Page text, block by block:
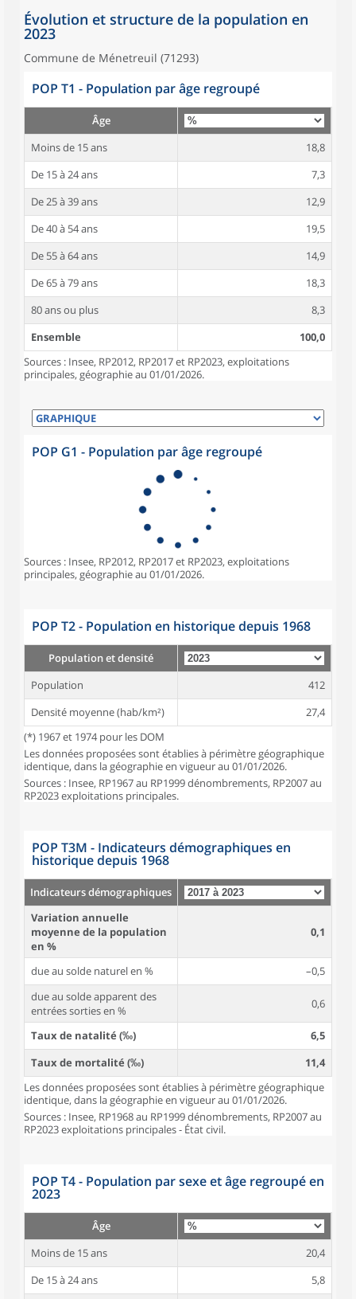
Évolution et structure de la population en
2023
Commune de Ménetreuil (71293)
POP T1 - Population par âge regroupé
Âge
Moins de 15 ans
18,8
De 15 à 24 ans
7,3
De 25 à 39 ans
12,9
De 40 à 54 ans
19,5
De 55 à 64 ans
14,9
De 65 à 79 ans
18,3
80 ans ou plus
8,3
Ensemble
100,0
Sources : Insee, RP2012, RP2017 et RP2023, exploitations
principales, géographie au 01/01/2026.
POP G1 - Population par âge regroupé
Sources : Insee, RP2012, RP2017 et RP2023, exploitations
principales, géographie au 01/01/2026.
POP T2 - Population en historique depuis 1968
Population et densité
Population
412
Densité moyenne (hab/km²)
27,4
(*) 1967 et 1974 pour les DOM
Les données proposées sont établies à périmètre géographique
identique, dans la géographie en vigueur au 01/01/2026.
Sources : Insee, RP1967 au RP1999 dénombrements, RP2007 au
RP2023 exploitations principales.
POP T3M - Indicateurs démographiques en
historique depuis 1968
Indicateurs démographiques
Variation annuelle
moyenne de la population
en %
0,1
due au solde naturel en %
–0,5
due au solde apparent des
entrées sorties en %
0,6
Taux de natalité (‰)
6,5
Taux de mortalité (‰)
11,4
Les données proposées sont établies à périmètre géographique
identique, dans la géographie en vigueur au 01/01/2026.
Sources : Insee, RP1968 au RP1999 dénombrements, RP2007 au
RP2023 exploitations principales - État civil.
POP T4 - Population par sexe et âge regroupé en
2023
Âge
Moins de 15 ans
20,4
De 15 à 24 ans
5,8